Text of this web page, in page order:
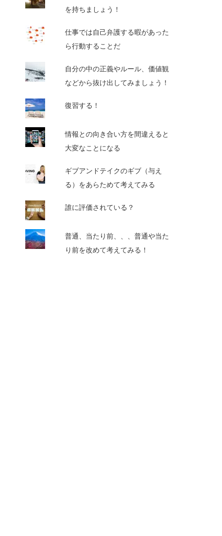
を持ちましょう！
仕事では自己弁護する暇があった
ら行動することだ
自分の中の正義やルール、価値観
などから抜け出してみましょう！
復習する！
情報との向き合い方を間違えると
大変なことになる
ギブアンドテイクのギブ（与え
る）をあらためて考えてみる
誰に評価されている？
普通、当たり前、、、普通や当た
り前を改めて考えてみる！